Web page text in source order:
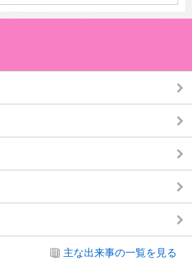
主な出来事の一覧を見る